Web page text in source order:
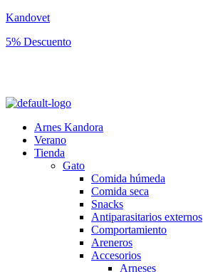
Kandovet
5% Descuento
Arnes Kandora
Verano
Tienda
Gato
Comida húmeda
Comida seca
Snacks
Antiparasitarios externos
Comportamiento
Areneros
Accesorios
Arneses